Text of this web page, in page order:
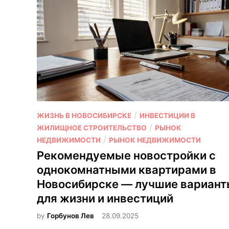
О
п
у
б
и
к
о
в
ЖИЗНЬ В НОВОСИБИРСКЕ / ИНВЕСТИЦИИ В
ЖИЛИЩНОЕ СТРОИТЕЛЬСТВО / РЫНОК
НЕДВИЖИМОСТИ / РЫНОК НЕДВИЖИМОСТИ
Рекомендуемые новостройки с
однокомнатными квартирами в
Новосибирске — лучшие
для жизни и инвестиций
by Горбунов Лев 28.09.2025